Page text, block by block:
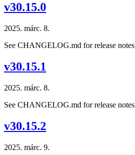
v30.15.0
2025. márc. 8.
See CHANGELOG.md for release notes
v30.15.1
2025. márc. 8.
See CHANGELOG.md for release notes
v30.15.2
2025. márc. 9.